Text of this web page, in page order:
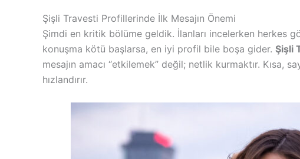
Şişli Travesti Profillerinde İlk Mesajın Önemi
Şimdi en kritik bölüme geldik. İlanları incelerken herkes
konuşma kötü başlarsa, en iyi profil bile boşa gider. Şişli
mesajın amacı “etkilemek” değil; netlik kurmaktır. Kısa,
hızlandırır.